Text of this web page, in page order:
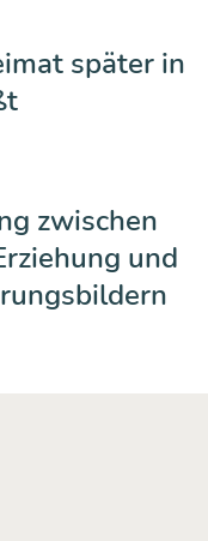
später in
zwischen
und